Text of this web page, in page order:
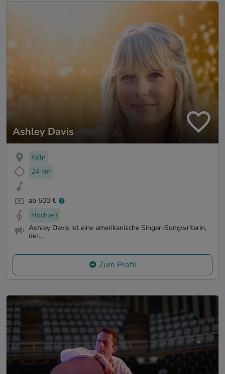
Ashley Davis
Köln
24 km
ab 500 €
Hochzeit
Ashley Davis ist eine amerikanische Singer-Songwriterin,
der...
Zum Profil